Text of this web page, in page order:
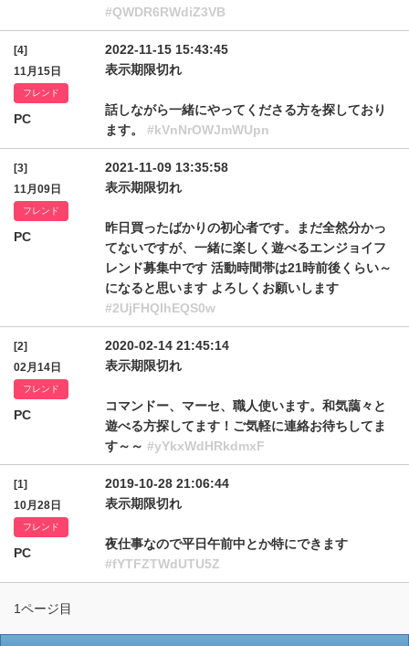
#QWDR6RWdiZ3VB
[4]
11月15日
フレンド
PC
2022-11-15 15:43:45
表示期限切れ
話しながら一緒にやってくださる方を探しており
ます。 #kVnNrOWJmWUpn
[3]
11月09日
フレンド
PC
2021-11-09 13:35:58
表示期限切れ
昨日買ったばかりの初心者です。まだ全然分かっ
てないですが、一緒に楽しく遊べるエンジョイフ
レンド募集中です 活動時間帯は21時前後くらい～
になると思います よろしくお願いします
#2UjFHQlhEQS0w
[2]
02月14日
フレンド
PC
2020-02-14 21:45:14
表示期限切れ
コマンドー、マーセ、職人使います。和気藹々と
遊べる方探してます！ご気軽に連絡お待ちしてま
す～～ #yYkxWdHRkdmxF
[1]
10月28日
フレンド
PC
2019-10-28 21:06:44
表示期限切れ
夜仕事なので平日午前中とか特にできます
#fYTFZTWdUTU5Z
1ページ目